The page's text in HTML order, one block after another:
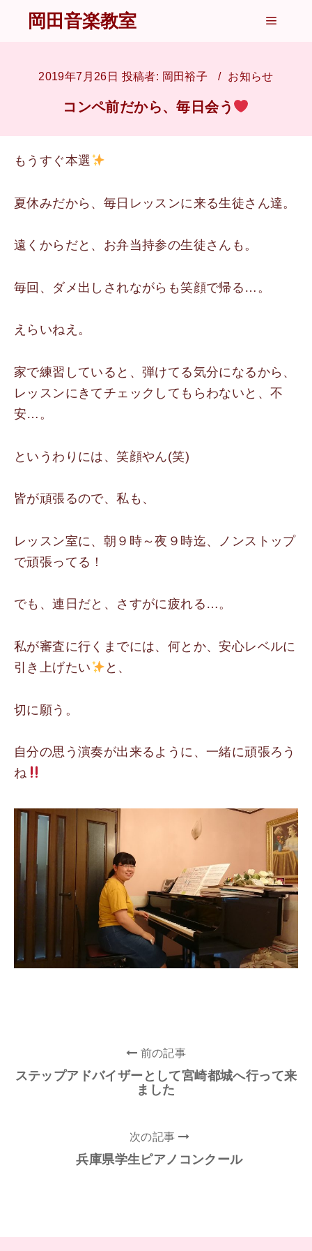
岡田音楽教室
2019年7月26日 投稿者: 岡田裕子 お知らせ
コンペ前だから、毎日会う
もうすぐ本選
夏休みだから、毎日レッスンに来る生徒さん達。
遠くからだと、お弁当持参の生徒さんも。
毎回、ダメ出しされながらも笑顔で帰る…。
えらいねえ。
家で練習していると、弾けてる気分になるから、
レッスンにきてチェックしてもらわないと、不
安…。
というわりには、笑顔やん(笑)
皆が頑張るので、私も、
レッスン室に、朝９時～夜９時迄、ノンストップ
で頑張ってる！
でも、連日だと、さすがに疲れる…。
私が審査に行くまでには、何とか、安心レベルに
引き上げたい
と、
切に願う。
自分の思う演奏が出来るように、一緒に頑張ろう
ね
前の記事
ステップアドバイザーとして宮崎都城へ行って来
ました
次の記事
兵庫県学生ピアノコンクール